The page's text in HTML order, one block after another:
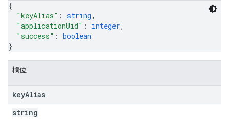
{
"keyAlias" : string,
"applicationUid" : integer,
"success" : boolean
}
欄位
keyAlias
string